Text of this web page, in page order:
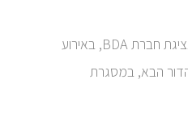
בשבוע החולף השתתפתי, כנציגת חברת BDA, באירוע
הבא, במסגרת